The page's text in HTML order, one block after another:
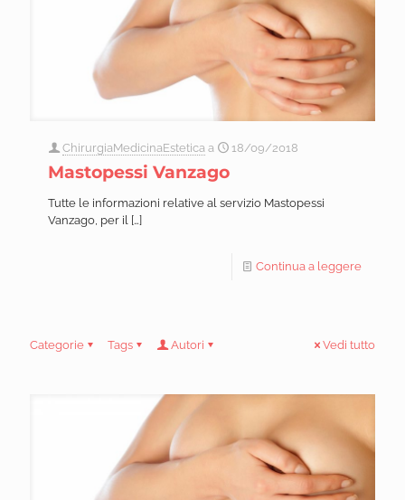
ChirurgiaMedicinaEstetica a 18/09/2018
Mastopessi Vanzago
Tutte le informazioni relative al servizio Mastopessi
Vanzago, per il […]
Continua a leggere
Categorie Tags Autori Vedi tutto